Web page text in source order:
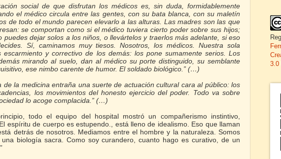
social de que disfrutan los médicos es, sin duda, formidablemente
el médico circula entre las gentes, con su bata blanca, con su maletín
de todo el mundo parecen elevarlo a las alturas. Las madres son las que
se comportan como si el médico tuviera cierto poder sobre sus hijos;
puedes dejar solos a los niños, o llevártelos y traerlos más adelante, si eso
Sí, caminamos muy tiesos. Nosotros, los médicos. Nuestra sola
escarmiento y correctivo de los demás: los pone sumamente serios. Los
mirando al suelo, dan al médico su porte distinguido, su semblante
ese nimbo carente de humor. El soldado biológico.” (…)
de la medicina entraña una suerte de actuación cultural cara al público: los
los movimientos del honesto ejercicio del poder. Todo va sobre
lo acoge complacida.” (…)
todo el equipo del hospital mostró un compañerismo instintivo,
espíritu de cuerpo es estupendo., está lleno de idealismo. Eso que llaman
detrás de nosotros. Mediamos entre el hombre y la naturaleza. Somos
biología sacra. Como soy curandero, cuanto hago es curativo, de un
3.0